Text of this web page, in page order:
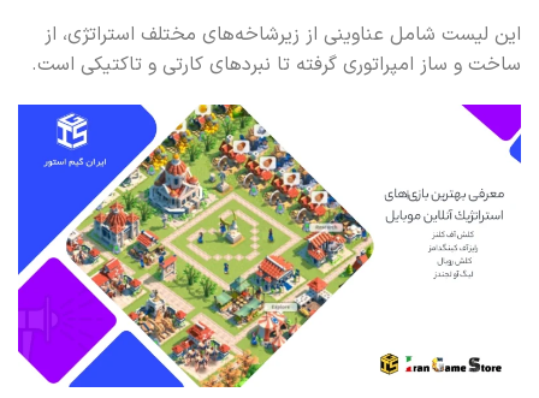
این لیست شامل عناوینی از زیرشاخه‌های مختلف استراتژی، از
ساخت و ساز امپراتوری گرفته تا نبردهای کارتی و تاکتیکی است.